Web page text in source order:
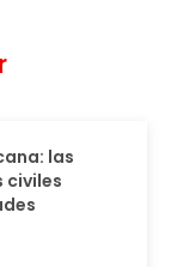
las
civiles